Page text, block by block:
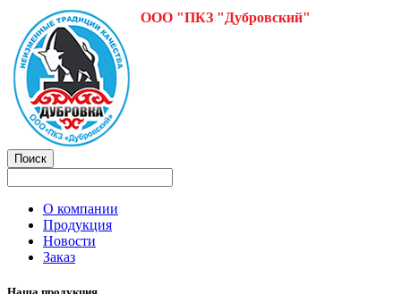
ООО "ПКЗ "Дубровский"
О компании
Продукция
Новости
Заказ